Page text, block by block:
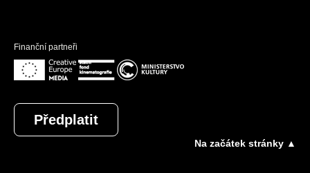
Finanční partneři
Předplatit
Na začátek stránky ▲